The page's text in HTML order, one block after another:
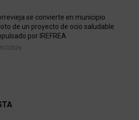
se convierte en municipio
de un proyecto de ocio saludable
por IREFREA
07/2026